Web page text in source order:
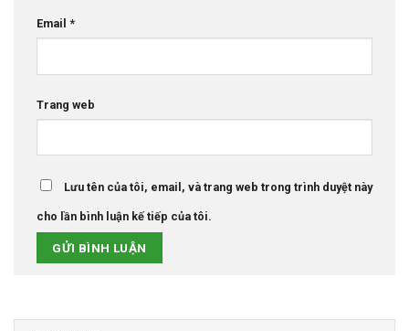
Email *
Trang web
Lưu tên của tôi, email, và trang web trong trình duyệt này
cho lần bình luận kế tiếp của tôi.